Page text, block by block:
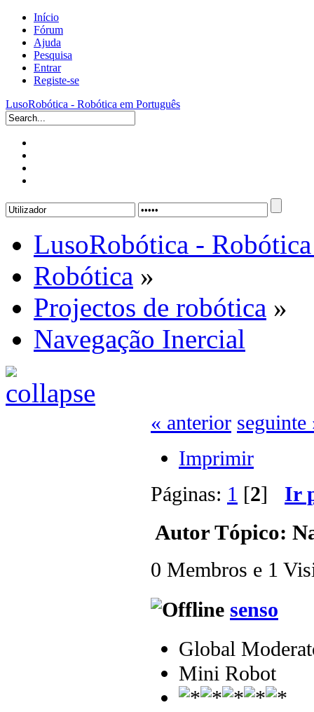
Início
Fórum
Ajuda
Pesquisa
Entrar
Registe-se
LusoRobótica - Robótica em Português
LusoRobótica -
Robótica »
Projectos de robótica »
Navegação Inercial
« anterior seguinte
Imprimir
Páginas: 1 [2] Ir
AutorTópico:
0 Membros e 1
senso
Global
Mini Robot